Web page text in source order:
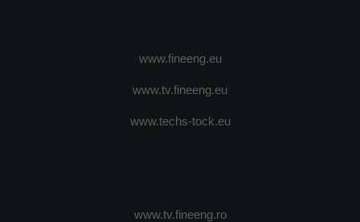
www.fineeng.eu
www.tv.fineeng.eu
www.techs-tock.eu
www.tv.fineeng.ro